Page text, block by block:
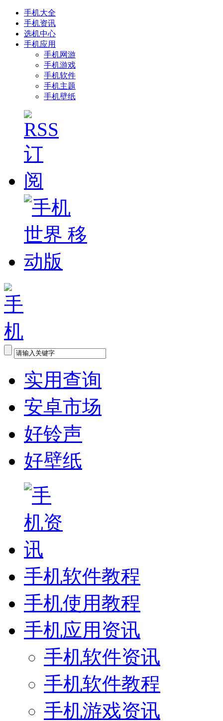
手机大全
手机资讯
选机中心
手机应用
手机网游
手机游戏
手机软件
手机主题
手机壁纸
实用查询
安卓市场
好铃声
好壁纸
手机软件教程
手机使用教程
手机应用资讯
手机软件资讯
手机软件教程
手机游戏资讯